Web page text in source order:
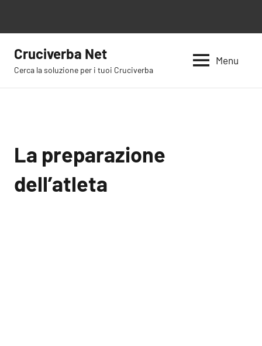
contenuto
Cruciverba Net
Cerca la soluzione per i tuoi Cruciverba
Menu
La preparazione
dell’atleta